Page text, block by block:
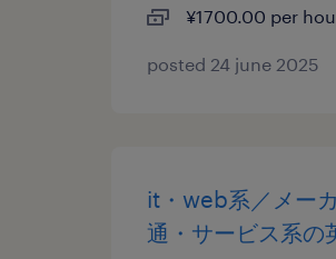
¥1700.00 per
posted 24 june 2025
it・web系／メー
通・サービス系の